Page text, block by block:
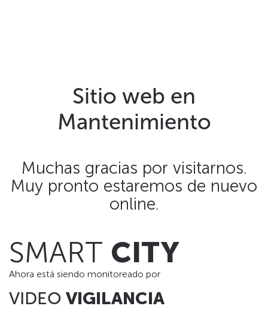
Sitio web en
Mantenimiento
Muchas gracias por visitarnos.
Muy pronto estaremos de nuevo
online.
SMART CITY
Ahora está siendo monitoreado por
VIDEO VIGILANCIA